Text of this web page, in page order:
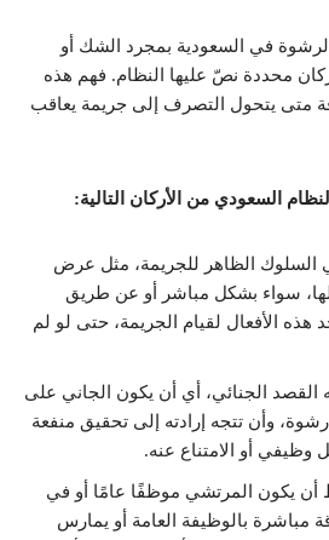
في السعودية بمجرد الشك أو
أركان محددة نصّ عليها النظام. فهم هذه
متى يتحول التصرف إلى جريمة يعاقب
السعودي من الأركان التالية:
السلوك الظاهر للجريمة، مثل عرض
سواء بشكل مباشر أو عن طريق
الأفعال لقيام الجريمة، حتى لو لم
القصد الجنائي، أي أن يكون الجاني على
وأن تتجه إرادته إلى تحقيق منفعة
أو الامتناع عنه.
أن يكون المرتشي موظفًا عامًا أو في
مباشرة بالوظيفة العامة أو يمارس